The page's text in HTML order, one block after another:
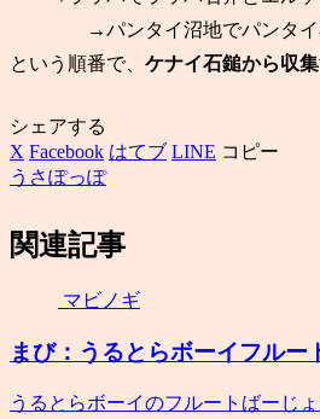
→パンタイ沼地でパンタイ
という順番で、 ケナイ石鎚から収集
シェアする
X Facebook はてブ LINE コピー
うさぽっぽ
関連記事
マビノギ
まび：うるとらボーイフルー
うるとらボーイのフルートばーじ